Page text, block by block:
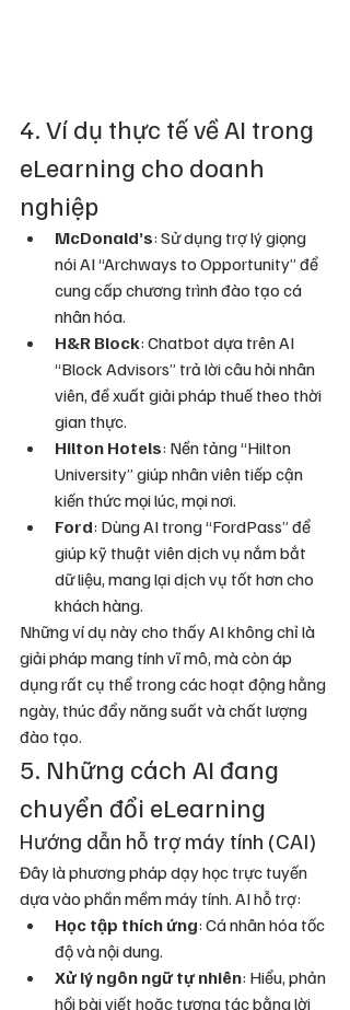
4. Ví dụ thực tế về AI trong
eLearning cho doanh
nghiệp
McDonald’s: Sử dụng trợ lý giọng
nói AI “Archways to Opportunity” để
cung cấp chương trình đào tạo cá
nhân hóa.
H&R Block: Chatbot dựa trên AI
“Block Advisors” trả lời câu hỏi nhân
viên, đề xuất giải pháp thuế theo thời
gian thực.
Hilton Hotels: Nền tảng “Hilton
University” giúp nhân viên tiếp cận
kiến thức mọi lúc, mọi nơi.
Ford: Dùng AI trong “FordPass” để
giúp kỹ thuật viên dịch vụ nắm bắt
dữ liệu, mang lại dịch vụ tốt hơn cho
khách hàng.
Những ví dụ này cho thấy AI không chỉ là
giải pháp mang tính vĩ mô, mà còn áp
dụng rất cụ thể trong các hoạt động hằng
ngày, thúc đẩy năng suất và chất lượng
đào tạo.
5. Những cách AI đang
chuyển đổi eLearning
Hướng dẫn hỗ trợ máy tính (CAI)
Đây là phương pháp dạy học trực tuyến
dựa vào phần mềm máy tính. AI hỗ trợ:
Học tập thích ứng: Cá nhân hóa tốc
độ và nội dung.
Xử lý ngôn ngữ tự nhiên: Hiểu, phản
hồi bài viết hoặc tương tác bằng lời